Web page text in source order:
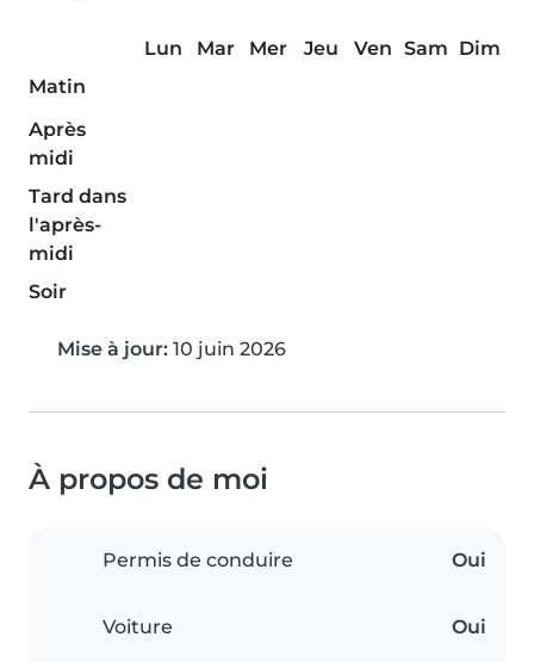
Lun Mar Mer Jeu Ven Sam Dim
Matin
Après
midi
Tard dans
l'après-
midi
Soir
Mise à jour: 10 juin 2026
À propos de moi
Permis de conduire Oui
Voiture Oui